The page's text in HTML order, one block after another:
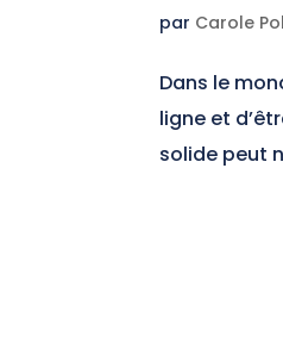
par Carole
Dans le
ligne et
solide peut